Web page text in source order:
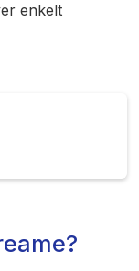
enkelt